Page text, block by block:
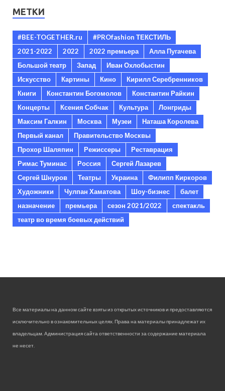
МЕТКИ
#BEE-TOGETHER.ru
#PROfashion ТЕКСТИЛЬ
2021-2022
2022 2022 премьера
Алла Пугачева
Большой театр
Запад
Иван Охлобыстин
Искусство
Картины Кино
Кирилл Серебренников
Книги
Константин Богомолов
Константин Райкин
Концерты
Ксения Собчак Культура
Лонгриды
Максим Галкин
Москва Музеи
Наташа Королева
Первый канал
Правительство Москвы
Прохор Шаляпин
Режиссеры
Реставрация
Римас Туминас
Россия
Сергей Лазарев
Сергей Шнуров
Театры Украина
Филипп Киркоров
Художники
Чулпан Хаматова Шоу-бизнес
балет
назначение
премьера сезон 2021/2022
спектакль
театр во время боевых действий
Все материалы на данном сайте взяты из открытых источников и предоставляются
исключительно в ознакомительных целях. Права на материалы принадлежат их
владельцам. Администрация сайта ответственности за содержание материала
не несет.